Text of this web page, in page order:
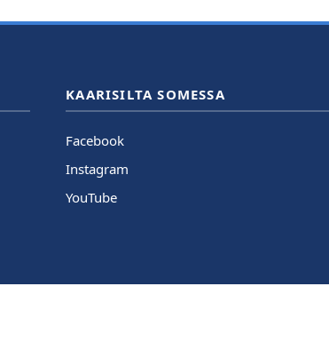
KAARISILTA SOMESSA
Facebook
Instagram
YouTube